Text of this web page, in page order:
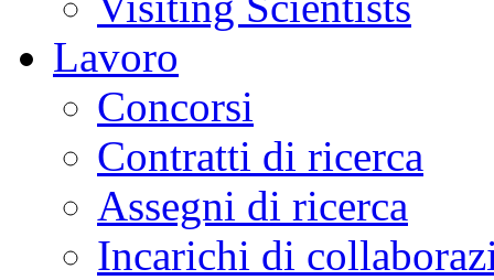
Lavoro
Concorsi
Contratti di ricerca
Assegni di ricerca
Incarichi di